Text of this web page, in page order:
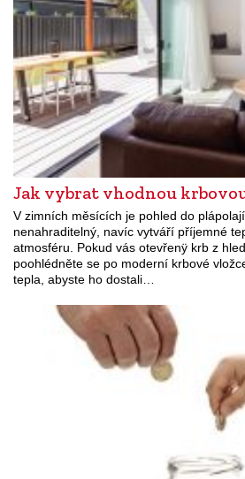
Jak vybrat vhodnou
V zimních měsících je pohled do
nenahraditelný, navíc vytváří příjemné
atmosféru. Pokud vás otevřenÿ krb z
poohlédněte se po moderní krbové
tepla, abyste ho dostali…